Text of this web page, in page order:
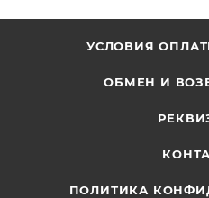
УСЛОВИЯ
ОБМЕН И
ПОЛИТИКА